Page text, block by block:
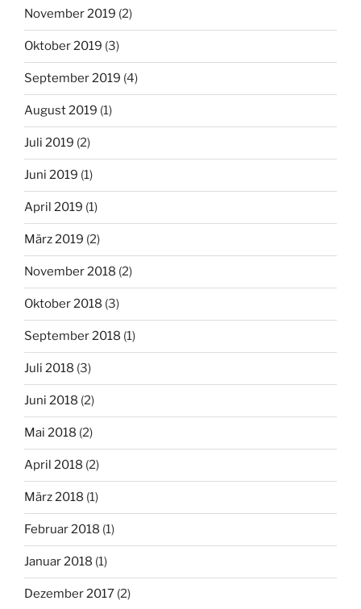
November 2019 (2)
Oktober 2019 (3)
September 2019 (4)
August 2019 (1)
Juli 2019 (2)
Juni 2019 (1)
April 2019 (1)
März 2019 (2)
November 2018 (2)
Oktober 2018 (3)
September 2018 (1)
Juli 2018 (3)
Juni 2018 (2)
Mai 2018 (2)
April 2018 (2)
März 2018 (1)
Februar 2018 (1)
Januar 2018 (1)
Dezember 2017 (2)